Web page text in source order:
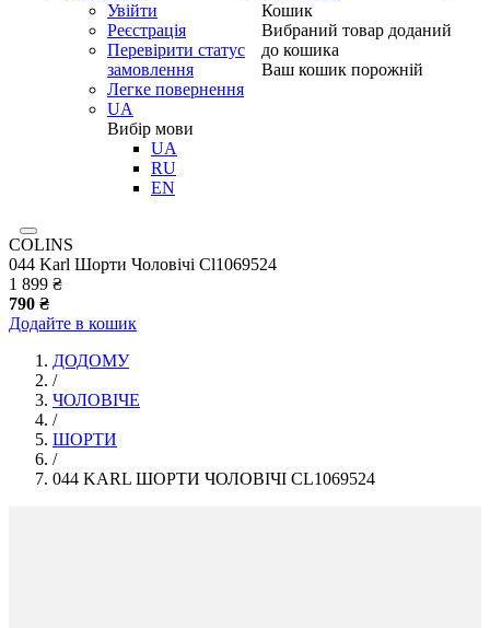
Увійти
Реєстрація
Перевірити статус
замовлення
Легке повернення
UA
Вибір мови
UA
RU
EN
Кошик
Вибраний товар доданий
до кошика
Ваш кошик порожній
COLINS
044 Karl Шорти Чоловічі Cl1069524
1 899 ₴
790 ₴
Додайте в кошик
ДОДОМУ
/
ЧОЛОВІЧЕ
/
ШОРТИ
/
044 KARL ШОРТИ ЧОЛОВІЧІ CL1069524